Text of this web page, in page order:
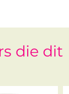
die dit